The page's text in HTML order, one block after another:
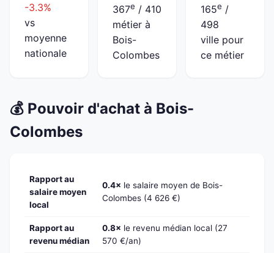
-3.3%
vs
moyenne
nationale
367e / 410
métier à
Bois-
Colombes
165e /
498
ville pour
ce métier
💰 Pouvoir d'achat à Bois-
Colombes
Rapport au
salaire moyen
local
0.4× le salaire moyen de Bois-
Colombes (4 626 €)
Rapport au
revenu médian
0.8× le revenu médian local (27
570 €/an)